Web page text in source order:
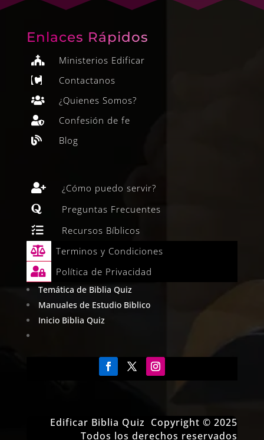
Enlaces Rápidos
 Ministerios Edificar
 Contactanos
 ¿Quienes Somos?
 Confesión de fe
 Blog
 ¿Cómo puedo servir?
 Preguntas Frecuentes
 Recursos Bíblicos
 Terminos y Condiciones
 Política de Privacidad
Temática de Biblia Quiz
Manuales de Estudio Biblico
Inicio Biblia Quiz
Edificar Biblia Quiz Copyright © 2025
Todos los derechos reservados